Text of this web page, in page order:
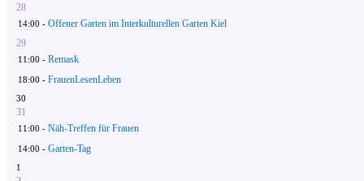
28
14:00 - Offener Garten im Interkulturellen Garten Kiel
29
11:00 - Remask
18:00 - FrauenLesenLeben
30
31
11:00 - Näh-Treffen für Frauen
14:00 - Garten-Tag
1